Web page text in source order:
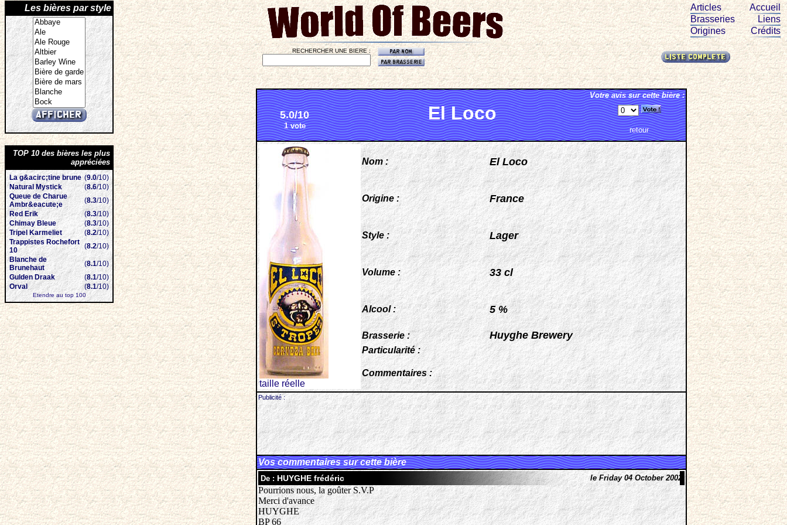
Les bières par style
TOP 10 des bières les plus
appréciées
La g&acirc;tine brune (9.0/10)
Natural Mystick
(8.6/10)
Queue de Charue
Ambr&eacute;e
(8.3/10)
Red Erik
(8.3/10)
Chimay Bleue
(8.3/10)
Tripel Karmeliet
(8.2/10)
Trappistes Rochefort
10
(8.2/10)
Blanche de
Brunehaut
(8.1/10)
Gulden Draak
(8.1/10)
Orval
(8.1/10)
Etendre au top 100
Articles
Brasseries
Origines
Accueil
Liens
Crédits
RECHERCHER UNE BIERE :
Votre avis sur cette bière :
5.0/10
1 vote
El Loco
retour
taille réelle
Nom : El Loco
Origine : France
Style : Lager
Volume : 33 cl
Alcool : 5 %
Brasserie : Huyghe Brewery
Particularité :
Commentaires :
Publicité :
Vos commentaires sur cette bière
De : HUYGHE frédéric le Friday 04 October 2002
Pourrions nous, la goûter S.V.P
Merci d'avance
HUYGHE
BP 66